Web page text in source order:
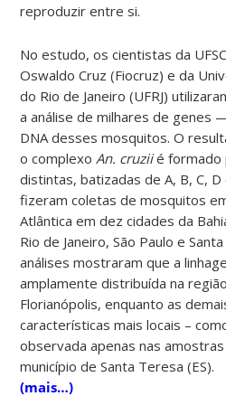
reproduzir entre si.
No estudo, os cientistas da
Oswaldo Cruz (Fiocruz) e da
do Rio de Janeiro (UFRJ)
a análise de milhares de genes
DNA desses mosquitos. O
o complexo An. cruziié formado
distintas, batizadas de A, B, C, D
fizeram coletas de mosquitos
Atlântica em dez cidades da
Rio de Janeiro, São Paulo e
análises mostraram que a
amplamente distribuída na
Florianópolis, enquanto as
características mais locais –
observada apenas nas
município de Santa Teresa (ES).
(mais…)